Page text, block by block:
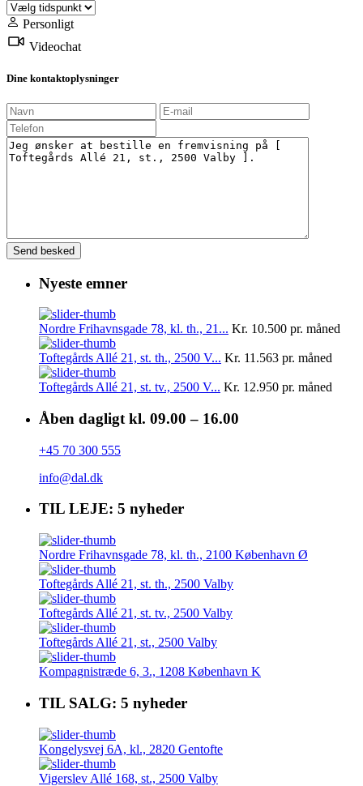
Personligt
Videochat
Dine kontaktoplysninger
Nyeste emner
Nordre Frihavnsgade 78, kl. th., 21... Kr. 10.500 pr. måned
Toftegårds Allé 21, st. th., 2500 V... Kr. 11.563 pr. måned
Toftegårds Allé 21, st. tv., 2500 V... Kr. 12.950 pr. måned
Åben dagligt kl. 09.00 – 16.00
+45 70 300 555
info@dal.dk
TIL LEJE: 5 nyheder
Nordre Frihavnsgade 78, kl. th., 2100 København Ø
Toftegårds Allé 21, st. th., 2500 Valby
Toftegårds Allé 21, st. tv., 2500 Valby
Toftegårds Allé 21, st., 2500 Valby
Kompagnistræde 6, 3., 1208 København K
TIL SALG: 5 nyheder
Kongelysvej 6A, kl., 2820 Gentofte
Vigerslev Allé 168, st., 2500 Valby